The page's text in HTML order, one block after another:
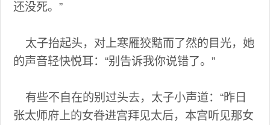
还没死。”
太子抬起头，对上寒雁狡黠而了然的目光，她
的声音轻快悦耳：“别告诉我你说错了。”
有些不自在的别过头去，太子小声道：“昨日
张太师府上的女眷进宫拜见太后，本宫听见那女